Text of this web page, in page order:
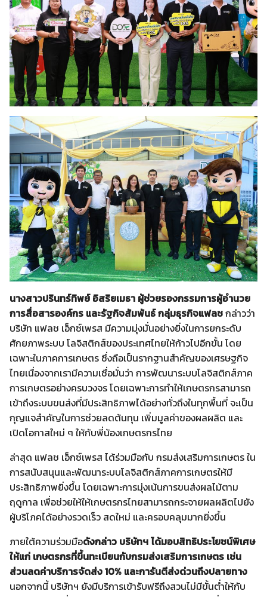
นางสาวปรินทร์ทิพย์ อิสริยเมธา ผู้ช่วยรองกรรมการผู้อำนวย
การสื่อสารองค์กร และรัฐกิจสัมพันธ์ กลุ่มธุรกิจแฟลชกล่าวว่า
บริษัท แฟลช เอ็กซ์เพรส มีความมุ่งมั่นอย่างยิ่งในการยกระดับ
ศักยภาพระบบ โลจิสติกส์ของประเทศไทยให้ก้าวไปอีกขั้น โดย
เฉพาะในภาคการเกษตร ซึ่งถือเป็นรากฐานสำคัญของเศรษฐกิจ
ไทยเนื่องจากเรามีความเชื่อมั่นว่า การพัฒนาระบบโลจิสติกส์ภาค
การเกษตรอย่างครบวงจร โดยเฉพาะการทำให้เกษตรกรสามารถ
เข้าถึงระบบขนส่งที่มีประสิทธิภาพได้อย่างทั่วถึงในทุกพื้นที่ จะเป็น
กุญแจสำคัญในการช่วยลดต้นทุน เพิ่มมูลค่าของผลผลิต และ
เปิดโอกาสใหม่ ๆ ให้กับพี่น้องเกษตรกรไทย
ล่าสุด แฟลช เอ็กซ์เพรส ได้ร่วมมือกับ กรมส่งเสริมการเกษตร ใน
การสนับสนุนและพัฒนาระบบโลจิสติกส์ภาคการเกษตรให้มี
ประสิทธิภาพยิ่งขึ้น โดยเฉพาะการมุ่งเน้นการขนส่งผลไม้ตาม
ฤดูกาล เพื่อช่วยให้ให้เกษตรกรไทยสามารถกระจายผลผลิตไปยัง
ผู้บริโภคได้อย่างรวดเร็ว สดใหม่ และครอบคลุมมากยิ่งขึ้น
ภายใต้ความร่วมมือดังกล่าว บริษัทฯ ได้มอบสิทธิประโยชน์พิเศษ
ให้แก่ เกษตรกรที่ขึ้นทะเบียนกับกรมส่งเสริมการเกษตร เช่น
ส่วนลดค่าบริการจัดส่ง10% และการันตีส่งด่วนถึงปลายทาง
นอกจากนี้ บริษัทฯ ยังมีบริการเข้ารับฟรีถึงสวนไม่มีขั้นต่ำให้กับ